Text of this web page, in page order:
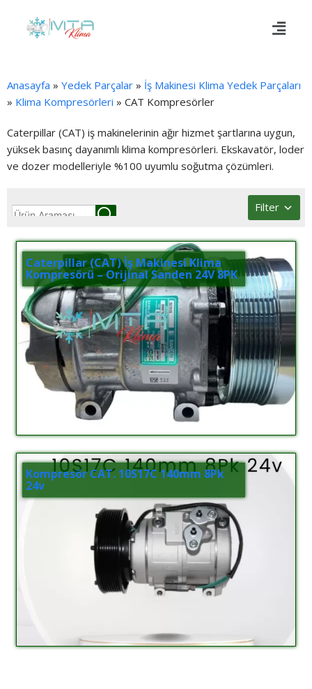
Anasayfa » Yedek Parçalar » İş Makinesi Klima Yedek Parçaları
» Klima Kompresörleri » CAT Kompresörler
Caterpillar (CAT) iş makinelerinin ağır hizmet şartlarına uygun,
yüksek basınç dayanımlı klima kompresörleri. Ekskavatör, loder
ve dozer modelleriyle %100 uyumlu soğutma çözümleri.
Filter
Caterpillar (CAT) İş Makinesi Klima
Kompresörü – Orijinal Sanden 24V 8PK
Kompresör CAT. 10S17C 140mm 8Pk
24v